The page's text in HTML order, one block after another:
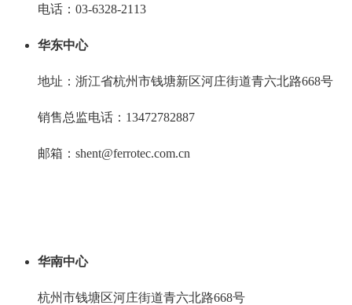
电话：03-6328-2113
华东中心
地址：浙江省杭州市钱塘新区河庄街道青六北路668号
销售总监电话：13472782887
邮箱：shent@ferrotec.com.cn
华南中心
杭州市钱塘区河庄街道青六北路668号